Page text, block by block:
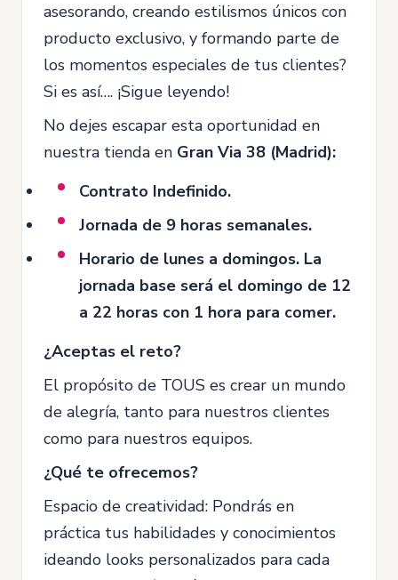
asesorando, creando estilismos únicos con
producto exclusivo, y formando parte de
los momentos especiales de tus clientes?
Si es así…. ¡Sigue leyendo!
No dejes escapar esta oportunidad en
nuestra tienda en Gran Via 38 (Madrid):
Contrato Indefinido.
Jornada de 9 horas semanales.
Horario de lunes a domingos. La
jornada base será el domingo de 12
a 22 horas con 1 hora para comer.
¿Aceptas el reto?
El propósito de TOUS es crear un mundo
de alegría, tanto para nuestros clientes
como para nuestros equipos.
¿Qué te ofrecemos?
Espacio de creatividad: Pondrás en
práctica tus habilidades y conocimientos
ideando looks personalizados para cada